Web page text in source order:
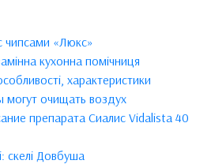
чипсами «Люкс»
кухонна помічниця
характеристики
очищать воздух
препарата Сиалис Vidalista 40
скелі Довбуша